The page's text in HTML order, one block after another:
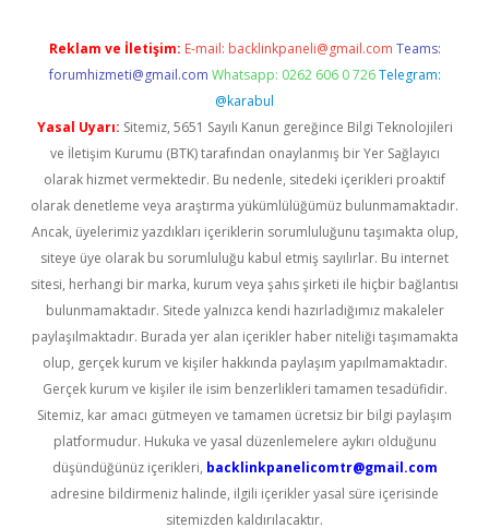
Reklam ve İletişim: E-mail: backlinkpaneli@gmail.com Teams:
forumhizmeti@gmail.com Whatsapp: 0262 606 0 726 Telegram:
@karabul
Yasal Uyarı: Sitemiz, 5651 Sayılı Kanun gereğince Bilgi Teknolojileri
ve İletişim Kurumu (BTK) tarafından onaylanmış bir Yer Sağlayıcı
olarak hizmet vermektedir. Bu nedenle, sitedeki içerikleri proaktif
olarak denetleme veya araştırma yükümlülüğümüz bulunmamaktadır.
Ancak, üyelerimiz yazdıkları içeriklerin sorumluluğunu taşımakta olup,
siteye üye olarak bu sorumluluğu kabul etmiş sayılırlar. Bu internet
sitesi, herhangi bir marka, kurum veya şahıs şirketi ile hiçbir bağlantısı
bulunmamaktadır. Sitede yalnızca kendi hazırladığımız makaleler
paylaşılmaktadır. Burada yer alan içerikler haber niteliği taşımamakta
olup, gerçek kurum ve kişiler hakkında paylaşım yapılmamaktadır.
Gerçek kurum ve kişiler ile isim benzerlikleri tamamen tesadüfidir.
Sitemiz, kar amacı gütmeyen ve tamamen ücretsiz bir bilgi paylaşım
platformudur. Hukuka ve yasal düzenlemelere aykırı olduğunu
düşündüğünüz içerikleri, backlinkpanelicomtr@gmail.com
adresine bildirmeniz halinde, ilgili içerikler yasal süre içerisinde
sitemizden kaldırılacaktır.